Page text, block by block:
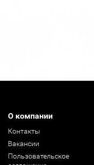
О компании
Контакты
Вакансии
Пользовательское